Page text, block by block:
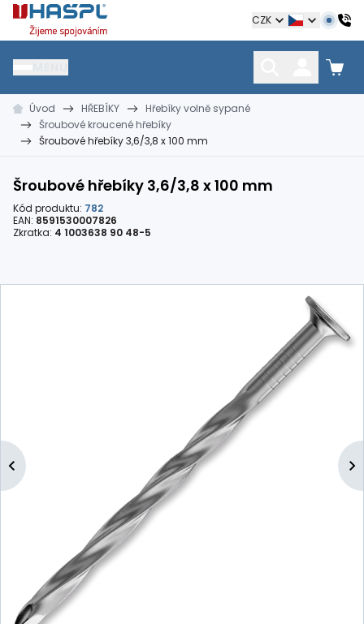
Hašpl CZK
HŘEBÍKY
kramle
SPOJOVACÍ MATERIÁL
vruty, šrouby, matice
KOTEVNÍ TECHNIKA
Úvod HŘEBÍKY
Hřebíky volně sypané
Šroubové kroucené hřebíky
Šroubové hřebíky 3,6/3,8 x 100 mm
Šroubové hřebíky 3,6/3,8 x 100 mm
Kód produktu: 782
EAN: 8591530007826
Zkratka: 4 1003638 90 48-5